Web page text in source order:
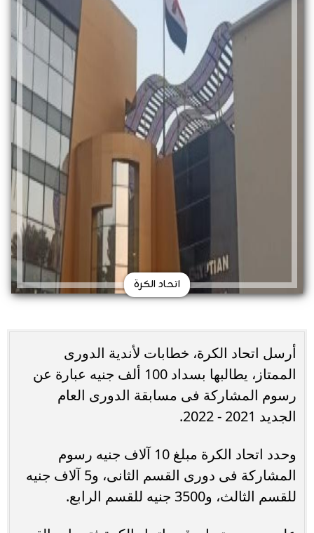
اتحاد الكرة
أرسل اتحاد الكرة، خطابات لأندية الدورى
الممتاز، يطالبها بسداد 100 ألف جنيه عبارة عن
رسوم المشاركة فى مسابقة الدورى العام
الجديد 2021 - 2022.
وحدد اتحاد الكرة مبلغ 10 آلاف جنيه رسوم
المشاركة فى دورى القسم الثانى، و5 آلاف جنيه
للقسم الثالث، و3500 جنيه للقسم الرابع.